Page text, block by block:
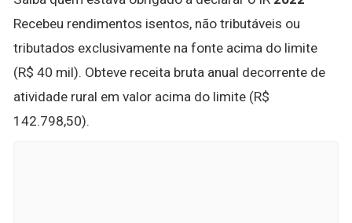
Recebeu rendimentos isentos, não tributáveis ou
tributados exclusivamente na fonte acima do limite
(R$ 40 mil). Obteve receita bruta anual decorrente de
atividade rural em valor acima do limite (R$
142.798,50).